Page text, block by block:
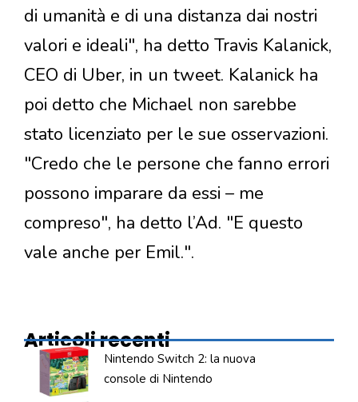
di umanità e di una distanza dai nostri
valori e ideali", ha detto Travis Kalanick,
CEO di Uber, in un tweet. Kalanick ha
poi detto che Michael non sarebbe
stato licenziato per le sue osservazioni.
"Credo che le persone che fanno errori
possono imparare da essi – me
compreso", ha detto l’Ad. "E questo
vale anche per Emil.".
Articoli recenti
Nintendo Switch 2: la nuova
console di Nintendo